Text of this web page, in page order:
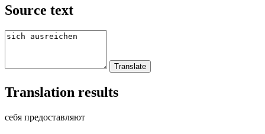
Source text
Translation results
себя предоставляют